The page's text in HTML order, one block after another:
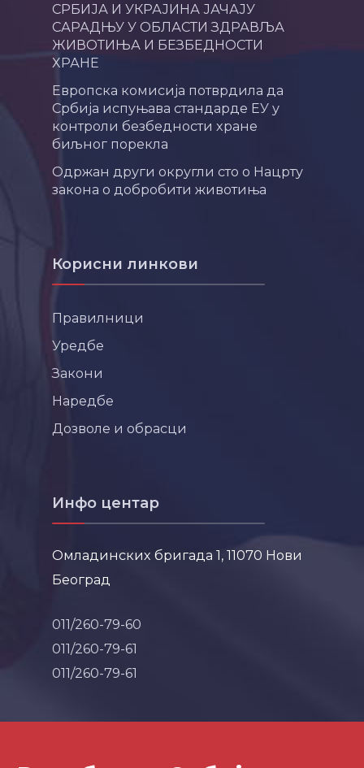
СРБИЈА И УКРАЈИНА ЈАЧАЈУ
САРАДЊУ У ОБЛАСТИ ЗДРАВЉА
ЖИВОТИЊА И БЕЗБЕДНОСТИ
ХРАНЕ
Европска комисија потврдила да
Србија испуњава стандарде ЕУ у
контроли безбедности хране
биљног порекла
Одржан други округли сто о Нацрту
закона о добробити животиња
Корисни линкови
Правилници
Уредбе
Закони
Наредбе
Дозволе и обрасци
Инфо центар
Омладинских бригада 1, 11070 Нови
Београд
011/260-79-60
011/260-79-61
011/260-79-61